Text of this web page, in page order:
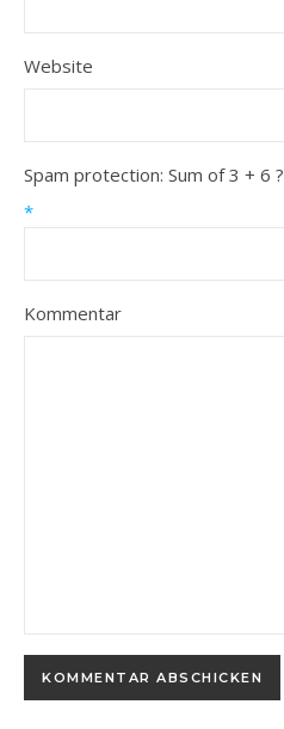
Website
Spam protection: Sum of 3 + 6 ?
*
Kommentar